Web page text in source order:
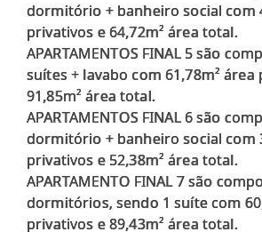
dormitório + banheiro social com
privativos e 64,72m² área total.
APARTAMENTOS FINAL 5 são
suítes + lavabo com 61,78m²
91,85m² área total.
APARTAMENTOS FINAL 6 são
dormitório + banheiro social com
privativos e 52,38m² área total.
APARTAMENTO FINAL 7 são
dormitórios, sendo 1 suíte com
privativos e 89,43m² área total.